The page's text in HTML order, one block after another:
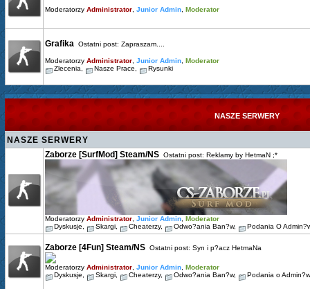
Moderatorzy Administrator Junior Admin Moderator
Grafika Ostatni post: Zapraszam....
Moderatorzy Administrator Junior Admin Moderator
Zlecenia
Nasze Prace Rysunki
NASZE SERWERY
NASZE SERWERY
Zaborze [SurfMod] Steam/NS Ostatni post: Reklamy by HetmaN ;*
Moderatorzy Administrator Junior Admin Moderator
Dyskusje
Skargi Cheaterzy, Odwo?ania Ban?w, Podania O
Zaborze [4Fun] Steam/NS Ostatni post: Syn i p?acz HetmaNa
Moderatorzy Administrator Junior Admin Moderator
Dyskusje
Skargi Cheaterzy, Odwo?ania Ban?w, Podania o Admin?w